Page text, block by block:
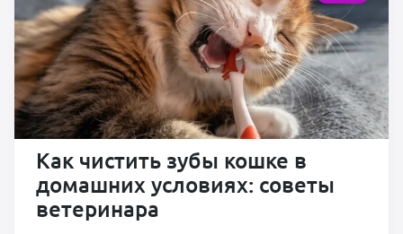
Как чистить зубы кошке в
домашних условиях: советы
ветеринара